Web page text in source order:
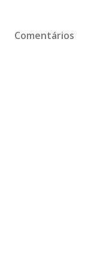
Comentários